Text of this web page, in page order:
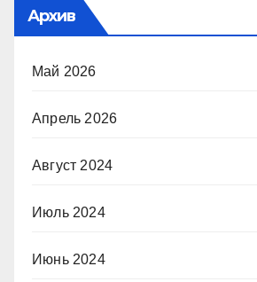
Архив
Май 2026
Апрель 2026
Август 2024
Июль 2024
Июнь 2024